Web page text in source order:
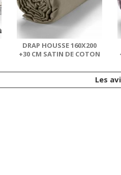
DRAP HOUSSE 160X200
+30 CM SATIN DE COTON
Les